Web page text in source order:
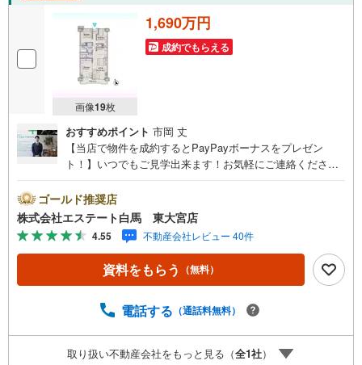
画像19枚
1,690万円
成約でもらえる
おすすめポイント 市岡 丈
【当店で物件を成約するとPayPayボーナスをプレゼン
ト！】いつでもご見学出来ます！お気軽にご連絡くださ
来店しやすい店舗です。お気軽にお立ち寄り下さい。～人
気のリモート見学・リモート相談サービス～・小さいお子
様や家事で外出できない、天気が悪く外出したくない時・L
INEやZOOMなど無料のアプリですぐにご利用いただけま
す・リモート見学はスタッフがご興味ある物件の現地から
映像をお届けします・写真では伝わりにくい「空気感」や
しっかり確認できます・リモート相談は第三者による住宅
対1で・バーチャル背景でプライバシーも安心・忙しいパー
トナーに変わって予め確認も・別々の場所から家族みんな
ゴールド推奨店
株式会社エステート白馬 東大宮店
4.55 不動産会社レビュー 40件
資料をもらう （無料）
電話する （通話料無料）
取り扱い不動産会社をもっと見る（全1社）